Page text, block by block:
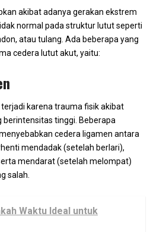
akibat adanya gerakan ekstrem
normal pada struktur lutut seperti
atau tulang. Ada beberapa yang
cedera lutut akut, yaitu:
karena trauma fisik akibat
berintensitas tinggi. Beberapa
cedera ligamen antara
mendadak (setelah berlari),
mendarat (setelah melompat)
salah.
Waktu Ideal untuk